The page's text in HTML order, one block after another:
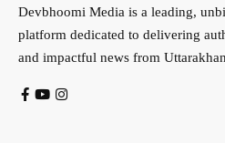
Devbhoomi Media is a leading,
platform dedicated to delivering
and impactful news from